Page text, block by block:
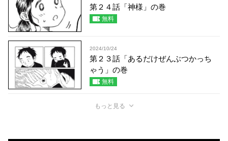
第２４話「神様」の巻
無料
2024/10/24
第２３話「あるだけぜんぶつかっち
ゃう」の巻
無料
もっと見る